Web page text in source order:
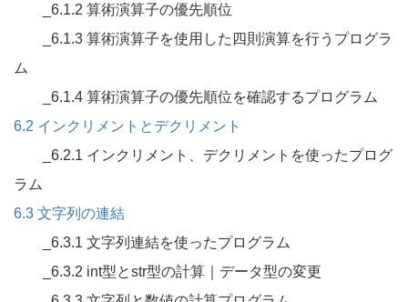
_6.1.2 算術演算子の優先順位
_6.1.3 算術演算子を使用した四則演算を行うプログラ
ム
_6.1.4 算術演算子の優先順位を確認するプログラム
6.2 インクリメントとデクリメント
_6.2.1 インクリメント、デクリメントを使ったプログ
ラム
6.3 文字列の連結
_6.3.1 文字列連結を使ったプログラム
_6.3.2 int型とstr型の計算｜データ型の変更